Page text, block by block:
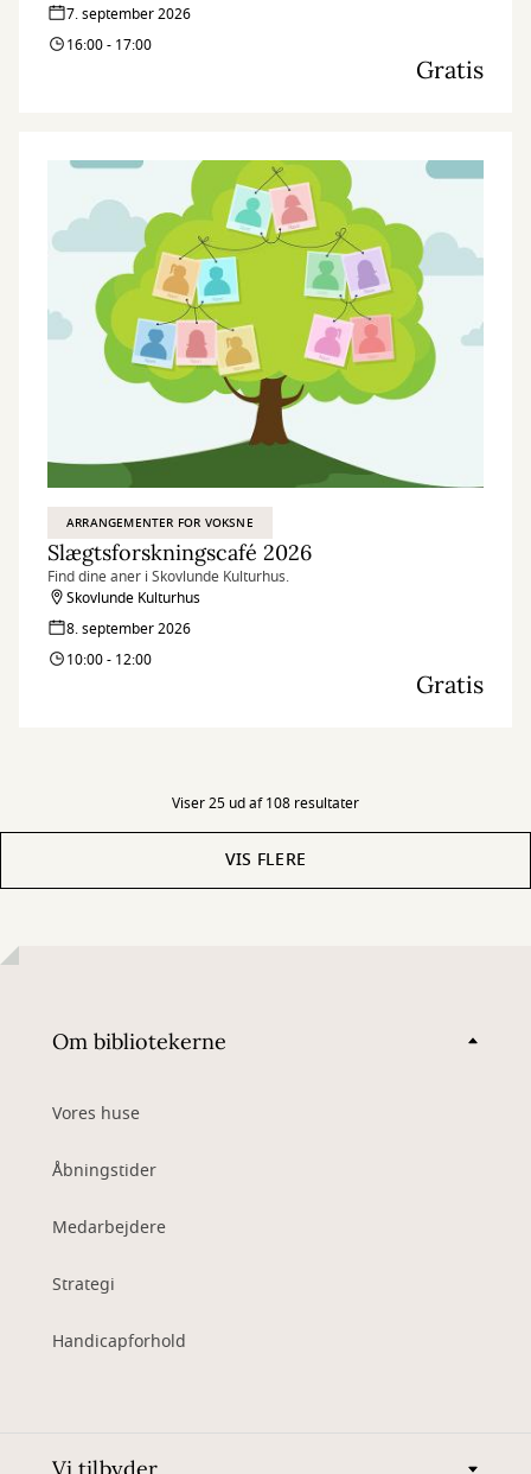
7. september 2026
16:00 - 17:00
Gratis
ARRANGEMENTER FOR VOKSNE
Slægtsforskningscafé 2026
Find dine aner i Skovlunde Kulturhus.
Skovlunde Kulturhus
8. september 2026
10:00 - 12:00
Gratis
Viser 25 ud af 108 resultater
VIS FLERE
Om bibliotekerne
Vores huse
Åbningstider
Medarbejdere
Strategi
Handicapforhold